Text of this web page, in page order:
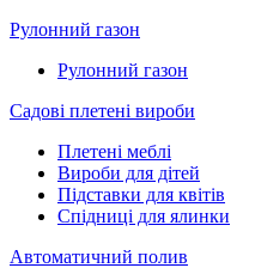
Рулонний газон
Рулонний газон
Садові плетені вироби
Плетені меблі
Вироби для дітей
Підставки для квітів
Спідниці для ялинки
Автоматичний полив